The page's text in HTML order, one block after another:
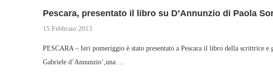
Pescara, presentato il libro su D’Annunzio di Paola
15 Febbraio 2013
PESCARA – Ieri pomeriggio è stato presentato a Pescara il libro della scrittrice
Gabriele d’Annunzio’,una …